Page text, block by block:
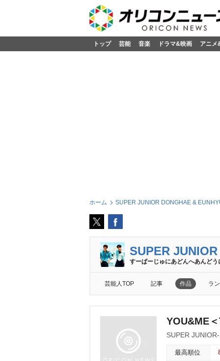
トップ 芸能 音楽 ドラマ&映画 アニメ
ホーム SUPER JUNIOR DONGHAE &
SUPER
すーぱーじゅにあどんへあんどう
芸能人TOP 記事 作品 ラ
YOU&ME
SUPER
最高順位